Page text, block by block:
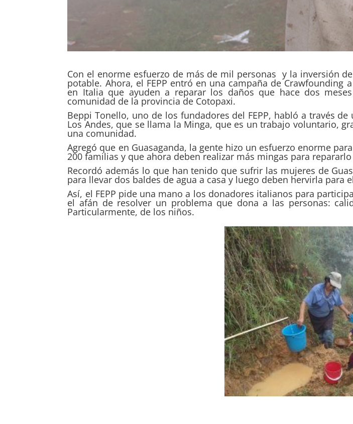
Con el enorme esfuerzo de más de mil personas y la inversión
potable. Ahora, el FEPP entró en una campaña de
en Italia que ayuden a reparar los daños que hace dos
comunidad de la provincia de Cotopaxi.
Beppi Tonello, uno de los fundadores del FEPP, habló a través
Los Andes, que se llama la Minga, que es un trabajo voluntario,
una comunidad.
Agregó que en Guasaganda, la gente hizo un esfuerzo enorme
200 familias y que ahora deben realizar más mingas para
Recordó además lo que han tenido que sufrir las mujeres de
para llevar dos baldes de agua a casa y luego deben hervirla para
Así, el FEPP pide una mano a los donadores italianos para
el afán de resolver un problema que dona a las personas:
Particularmente, de los niños.